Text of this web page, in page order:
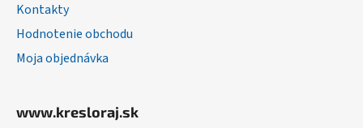
Kontakty
Hodnotenie obchodu
Moja objednávka
www.kresloraj.sk